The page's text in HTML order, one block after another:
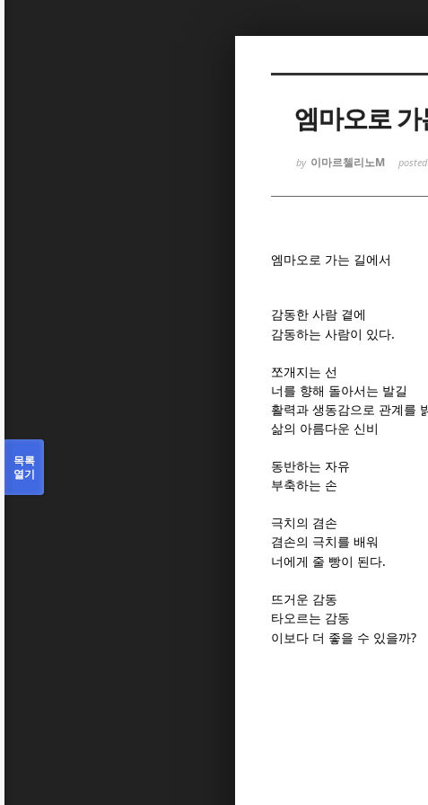
엠마오로
by 이마르첼리노M posted
엠마오로 가는 길에서
감동한 사람 곁에
감동하는 사람이 있다.
쪼개지는 선
너를 향해 돌아서는 발길
활력과 생동감으로 관계를
삶의 아름다운 신비
동반하는 자유
부축하는 손
극치의 겸손
겸손의 극치를 배워
너에게 줄 빵이 된다.
뜨거운 감동
타오르는 감동
이보다 더 좋을 수 있을까?
목록
열기